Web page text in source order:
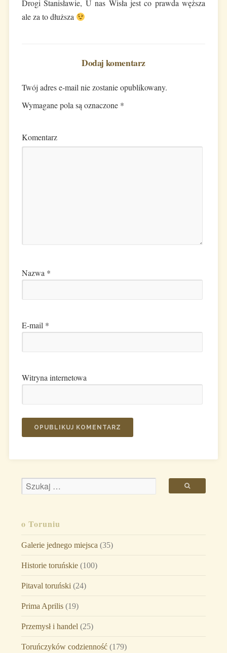
Drogi Stanisławie, U nas Wisła jest co prawda węższa
ale za to dłuższa
Dodaj komentarz
Twój adres e-mail nie zostanie opublikowany.
Wymagane pola są oznaczone *
Komentarz
Nazwa *
E-mail *
Witryna internetowa
o Toruniu
Galerie jednego miejsca (35)
Historie toruńskie(100)
Pitaval toruński (24)
Prima Aprilis(19)
Przemysł i handel (25)
Toruńczyków codzienność(179)